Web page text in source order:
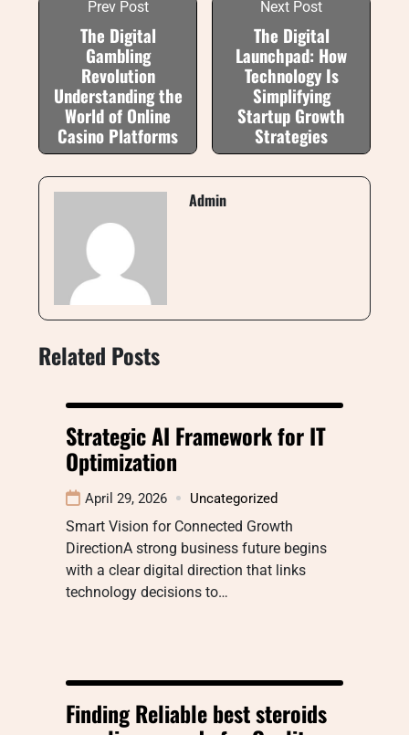
Prev Post
The Digital
Gambling
Revolution
Understanding the
World of Online
Casino Platforms
Next Post
The Digital
Launchpad: How
Technology Is
Simplifying
Startup Growth
Strategies
Admin
Related Posts
Strategic AI Framework for IT
Optimization
April 29, 2026 Uncategorized
Smart Vision for Connected Growth
DirectionA strong business future begins
with a clear digital direction that links
technology decisions to…
Finding Reliable best steroids